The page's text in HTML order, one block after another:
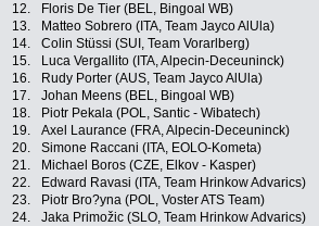
12.
Floris De Tier (BEL, Bingoal WB)
13.
Matteo Sobrero (ITA, Team Jayco AlUla)
14.
Colin Stüssi (SUI, Team Vorarlberg)
15.
Luca Vergallito (ITA, Alpecin-Deceuninck)
16.
Rudy Porter (AUS, Team Jayco AlUla)
17.
Johan Meens (BEL, Bingoal WB)
18.
Piotr Pekala (POL, Santic - Wibatech)
19.
Axel Laurance (FRA, Alpecin-Deceuninck)
20.
Simone Raccani (ITA, EOLO-Kometa)
21.
Michael Boros (CZE, Elkov - Kasper)
22.
Edward Ravasi (ITA, Team Hrinkow Advarics)
23.
Piotr Bro?yna (POL, Voster ATS Team)
24.
Jaka Primožic (SLO, Team Hrinkow Advarics)
Facebook
Twitter
Newsletter: